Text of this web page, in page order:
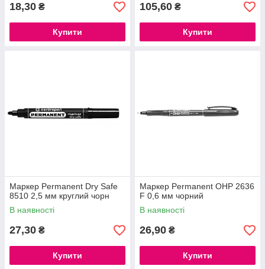
18,30 ₴
Купити
105,60 ₴
Купити
Маркер Permanent Dry Safe
8510 2,5 мм круглий чорн
В наявності
27,30 ₴
Купити
Маркер Permanent ОНР 2636
F 0,6 мм чорний
В наявності
26,90 ₴
Купити